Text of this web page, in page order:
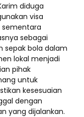
diduga
visa
sementara
sebagai
sepak bola dalam
lokal menjadi
pihak
untuk
kesesuaian
dengan
yang dijalankan.